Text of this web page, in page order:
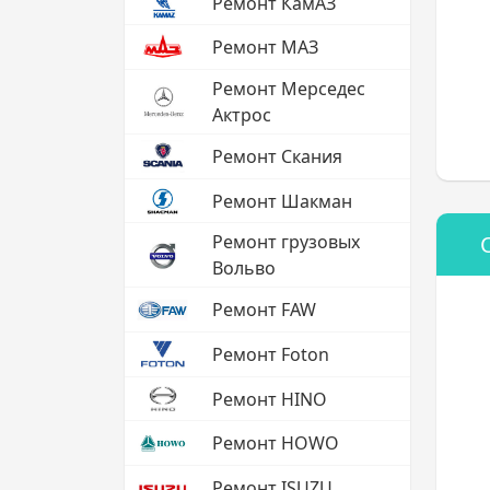
Ремонт МАЗ
Ремонт Мерседес
Актрос
Ремонт Скания
Ремонт Шакман
Ремонт грузовых
Вольво
Ремонт FAW
Ремонт Foton
Ремонт HINO
Ремонт HOWO